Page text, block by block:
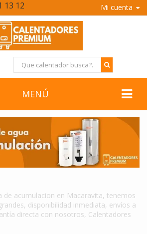
Mi cuenta
13 12
MENÚ
de acumulacion en Macaravita, tenemos
disponibilidad inmediata, envíos a
directa con nosotros, Calentadores